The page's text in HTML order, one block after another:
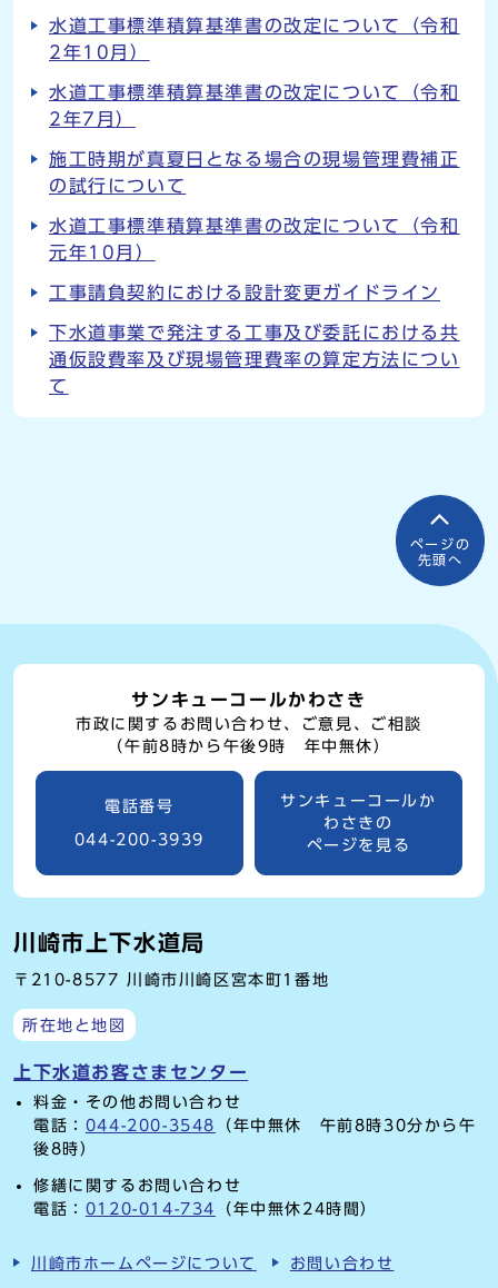
水道工事標準積算基準書の改定について（令和
2年10月）
水道工事標準積算基準書の改定について（令和
2年7月）
施工時期が真夏日となる場合の現場管理費補正
の試行について
水道工事標準積算基準書の改定について（令和
元年10月）
工事請負契約における設計変更ガイドライン
下水道事業で発注する工事及び委託における共
通仮設費率及び現場管理費率の算定方法につい
て
ページの
先頭へ
サンキューコールかわさき
市政に関するお問い合わせ、ご意見、ご相談
（午前8時から午後9時 年中無休）
電話番号
044-200-3939
サンキューコールか
わさきの
ページを見る
川崎市上下水道局
〒210-8577 川崎市川崎区宮本町1番地
所在地と地図
上下水道お客さまセンター
料金・その他お問い合わせ
電話： 044-200-3548
（年中無休 午前8時30分から午
後8時）
修繕に関するお問い合わせ
電話： 0120-014-734 （年中無休24時間）
川崎市ホームページについて お問い合わせ